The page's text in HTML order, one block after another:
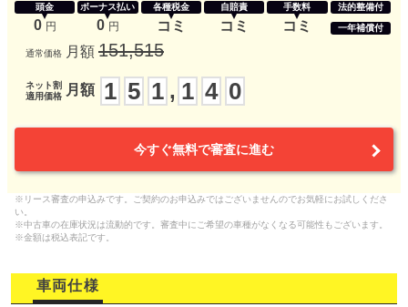
頭金
0 円
ボーナス払い
0 円
各種税金
コミ
自賠責
コミ
手数料
コミ
法的整備付
一年補償付
通常価格 月額 151,515
ネット割
適用価格
月額 1 5 1 , 1 4 0
今すぐ無料で審査に進む
※リース審査の申込みです。ご契約のお申込みではございませんのでお気軽にお試しくださ
い。
※中古車の在庫状況は流動的です。審査中にご希望の車種がなくなる可能性もございます。
※金額は税込表記です。
車両仕様